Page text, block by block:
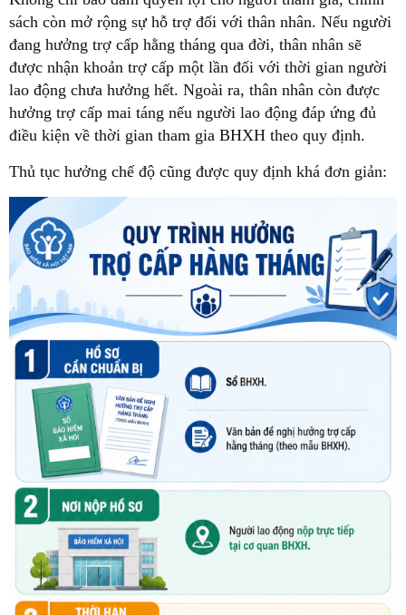
sách còn mở rộng sự hỗ trợ đối với thân nhân. Nếu người
đang hưởng trợ cấp hằng tháng qua đời, thân nhân sẽ
được nhận khoản trợ cấp một lần đối với thời gian người
lao động chưa hưởng hết. Ngoài ra, thân nhân còn được
hưởng trợ cấp mai táng nếu người lao động đáp ứng đủ
điều kiện về thời gian tham gia BHXH theo quy định.
Thủ tục hưởng chế độ cũng được quy định khá đơn giản: